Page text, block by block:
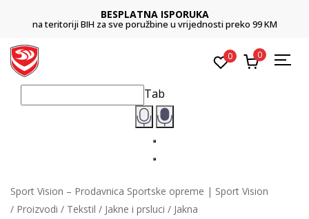
BESPLATNA ISPORUKA
na teritoriji BIH za sve poružbine u vrijednosti preko 99 KM
0 0
Tab
Sport Vision – Prodavnica Sportske opreme | Sport Vision
Proizvodi
Tekstil Jakne i prsluci
Jakna